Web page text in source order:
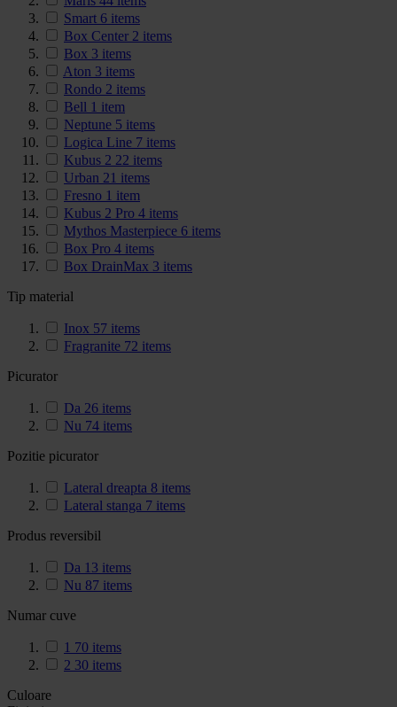
Smart 6 items
Box Center 2 items
Box 3 items
Aton 3 items
Rondo 2 items
Bell 1 item
Neptune 5 items
Logica Line 7 items
Kubus 2 22 items
Urban 21 items
Fresno 1 item
Kubus 2 Pro 4 items
Mythos Masterpiece 6 items
Box Pro 4 items
Box DrainMax 3 items
Tip material
Inox 57 items
Fragranite 72 items
Picurator
Da 26 items
Nu 74 items
Pozitie picurator
Lateral dreapta 8 items
Lateral stanga 7 items
Produs reversibil
Da 13 items
Nu 87 items
Numar cuve
1 70 items
2 30 items
Culoare